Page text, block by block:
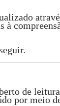
à
de
por meio